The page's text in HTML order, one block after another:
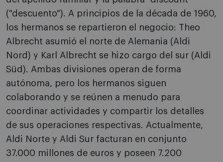
("descuento"). A principios de la década de 1960,
los hermanos se repartieron el negocio: Theo
Albrecht asumió el norte de Alemania (Aldi
Nord) y Karl Albrecht se hizo cargo del sur (Aldi
Süd). Ambas divisiones operan de forma
autónoma, pero los hermanos siguen
colaborando y se reúnen a menudo para
coordinar actividades y compartir los detalles
de sus operaciones respectivas. Actualmente,
Aldi Norte y Aldi Sur facturan en conjunto
37.000 millones de euros y poseen 7.200